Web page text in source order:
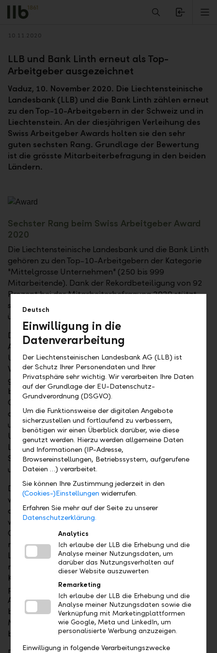
Alerts.Headline
Zurück
10.11.2020
LLB und Bank Linth erneut als Top-
Arbeitgeber ausgezeichnet
Vaduz, 10. November 2020. Die Liechtensteinische
Landesbank (LLB) und die Bank Linth zählen erneut
zu den Top-10-Arbeitgebern in der Schweiz und in
Liechtenstein. An der diesjährigen Verleihung des
Swiss Arbeitgeber Awards holten sie den sehr
guten sechsten Rang. Grundlage der Bewertung
ist die grösste Mitarbeiterbefragung in den beiden
Ländern.
Sechster Rang beim Swiss Arbeitgeber Award
2020
Die Liechtensteinische Landesbank und die Bank Linth
gehören zu den Top-10-Arbeitgebern der Kategorie
"Mittelgrosse Unternehmen" (250 bis 999
Mitarbeitende). Dank der Rekordbeteiligung von 92
Prozent bei der Mitarbeiterbefragung 2020 stützt
sich die Beurteilung der beiden Banken auf eine
überdurchschnittlich breite Basis.
Die Umfrage zeichnet die LLB und die Bank Linth als
Arbeitgeber mit einer sehr starken
Unternehmenskultur, einer ausgeprägten
Werteorientierung, spannenden Arbeitsinhalten und
grossen Partizipationsmöglichkeiten aus. Ganz
besonders sticht im Unternehmensvergleich das
Commitment der Mitarbeitenden heraus, das unter
anderem die Leistungsbereitschaft, die Identifikation
und die langfristige Verbundenheit mit dem
Unternehmen widerspiegelt. Die LLB und die Bank
Linth liegen in diesen Bereichen im absoluten
Spitzenfeld der befragten Firmen in Liechtenstein
und in der Schweiz.
Die Ergebnisse der Mitarbeiterbefragung sind eine
wichtige Grundlage, damit sich die Unternehmen als
attraktive Arbeitgeber kontinuierlich
weiterentwickeln können. Bernd Moosmann, Leiter
Group Human Resources der LLB-Gruppe: "Es freut
mich ausserordentlich, dass sich die LLB und die Bank
Linth seit der letzten Befragung vor drei Jahren
nochmals gesteigert haben und sich im
Konkurrenzvergleich als Top-Arbeitgeber
präsentieren. Besonders auch, weil der Swiss
Arbeitgeber Award nicht auf einer externen Analyse
basiert, sondern auf den Einschätzungen der
Mitarbeitenden selbst. Die erneute Auszeichnung
bestätigt uns, dass wir auf dem richtigen Weg sind."
Deutsch
Einwilligung in die
Datenverarbeitung
Der Liechtensteinischen Landesbank AG (LLB) ist
der Schutz Ihrer Personendaten und Ihrer
Privatsphäre sehr wichtig. Wir verarbeiten Ihre Daten
auf der Grundlage der EU-Datenschutz-
Grundverordnung (DSGVO).
Um die Funktionsweise der digitalen Angebote
sicherzustellen und fortlaufend zu verbessern,
benötigen wir einen Überblick darüber, wie diese
genutzt werden. Hierzu werden allgemeine Daten
und Informationen (IP-Adresse,
Browsereinstellungen, Betriebssystem, aufgerufene
Dateien …) verarbeitet.
Sie können Ihre Zustimmung jederzeit in den
(Cookies-)Einstellungen widerrufen.
Erfahren Sie mehr auf der Seite zu unserer
Datenschutzerklärung.
Analytics
Ich erlaube der LLB die Erhebung und die
Analyse meiner Nutzungsdaten, um
darüber das Nutzungsverhalten auf
dieser Website auszuwerten
Remarketing
Ich erlaube der LLB die Erhebung und die
Analyse meiner Nutzungsdaten sowie die
Verknüpfung mit Marketingplattformen
wie Google, Meta und LinkedIn, um
personalisierte Werbung anzuzeigen.
Einwilligung in folgende Verarbeitungszwecke